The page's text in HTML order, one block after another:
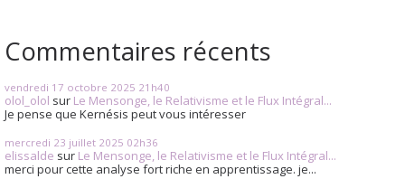
Commentaires récents
vendredi 17 octobre 2025 21h40
olol_olol sur Le Mensonge, le Relativisme et le Flux Intégral...
Je pense que Kernésis peut vous intéresser
mercredi 23 juillet 2025 02h36
elissalde sur Le Mensonge, le Relativisme et le Flux Intégral...
merci pour cette analyse fort riche en apprentissage. je...